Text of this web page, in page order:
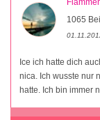
1065
Ice ich hatte dich
nica. Ich wusste nur
hatte. Ich bin immer